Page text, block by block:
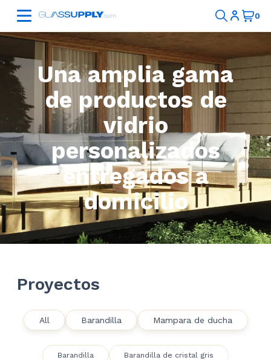
Una amplia gama
de productos de
vidrio
personalizados
entregados a
domicilio
Proyectos
All Barandilla Mampara de ducha
Barandilla Barandilla de cristal gris